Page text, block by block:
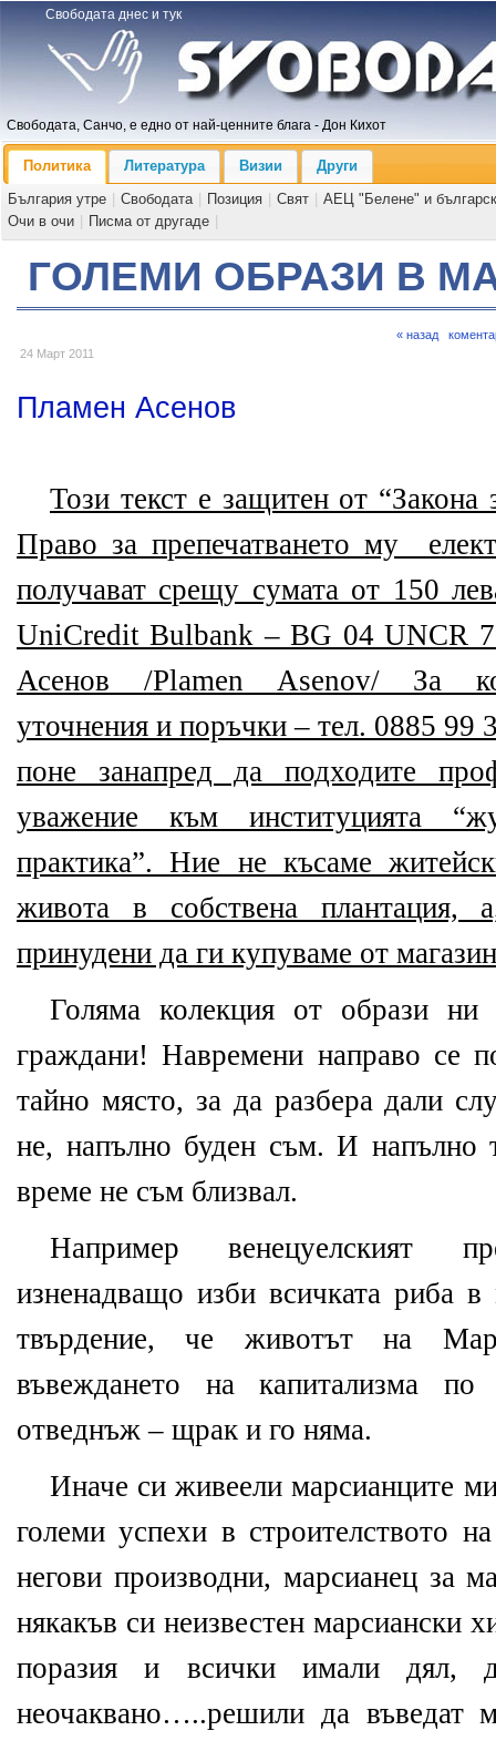
Свободата днес и тук
Свободата, Санчо, е едно от най-ценните блага - Дон Кихот
Политика Литература Визии
Други
България утре
Свободата Позиция Свят
АЕЦ "Белене" и
Очи в очи
Писма от другаде
ГОЛЕМИ ОБРАЗИ В
24 Март 2011
« назад
Пламен Асенов
Този текст е защитен от
Право за препечатването му
получават срещу сумата от 150
UniCredit Bulbank – BG 04 UNCR
Асенов /Plamen Asenov/ За
уточнения и поръчки – тел. 0885 99
поне занапред да подходите
уважение към институцията
практика”. Ние не късаме
живота в собствена
принудени да ги купуваме от
Голяма колекция от образи ни
граждани! Навремени направо се
тайно място, за да разбера дали
не, напълно буден съм. И напълно
време не съм близвал.
Например венецуелският
изненадващо изби всичката риба
твърдение, че животът на
въвеждането на капитализма
отведнъж – щрак и го няма.
Иначе си живеели марсианците
големи успехи в строителството
негови производни, марсианец за
някакъв си неизвестен марсиански
поразия и всички имали дял,
неочаквано…..решили да въведат